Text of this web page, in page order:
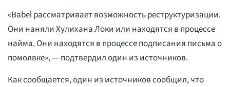
«Babel рассматривает возможность реструктуризации.
Они наняли Хулихана Локи или находятся в процессе
найма. Они находятся в процессе подписания письма о
помолвке», — подтвердил один из источников.
Как сообщается, один из источников сообщил, что